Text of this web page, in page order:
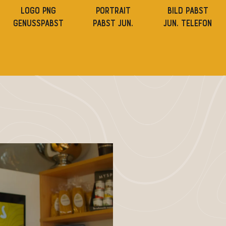
LOGO PNG
GENUSSPABST
PORTRAIT
PABST JUN.
BILD PABST
JUN. TELEFON